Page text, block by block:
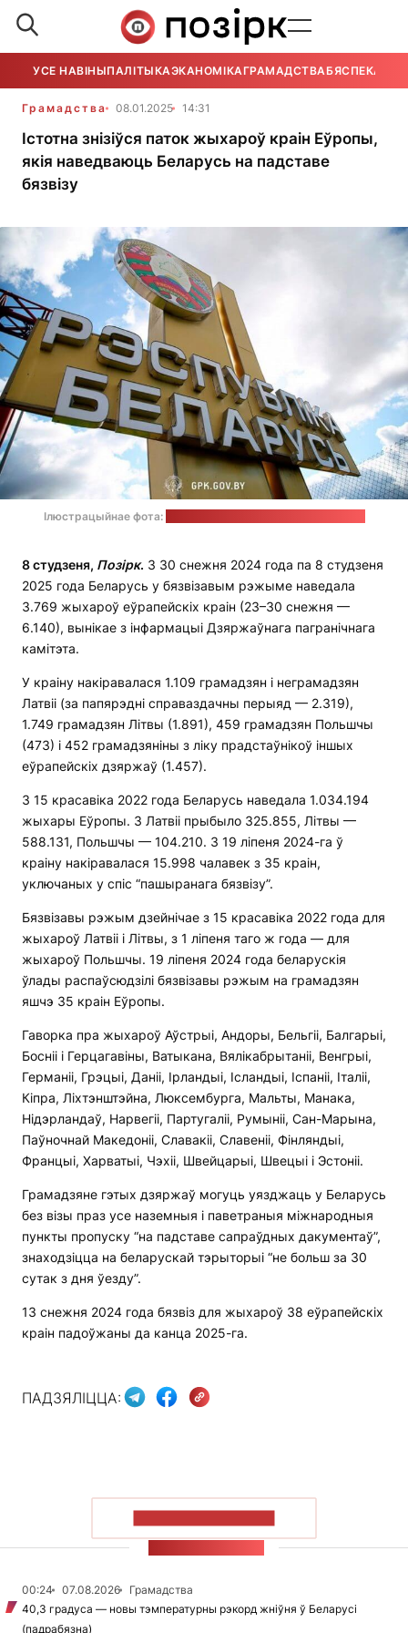
УСЕ НАВІНЫПАЛІТЫКАЭКАНОМІКАГРАМАДСТВАБЯСПЕКА
Грамадства 08.01.2025 14:31
Істотна знізіўся паток жыхароў краін Еўропы,
якія наведваюць Беларусь на падставе
бязвізу
Ілюстрацыйнае фота:
8 студзеня, Позірк. З 30 снежня 2024 года па 8 студзеня
2025 года Беларусь у бязвізавым рэжыме наведала
3.769 жыхароў еўрапейскіх краін (23–30 снежня —
6.140), вынікае з інфармацыі Дзяржаўнага пагранічнага
камітэта.
У краіну накіравалася 1.109 грамадзян і неграмадзян
Латвіі (за папярэдні справаздачны перыяд — 2.319),
1.749 грамадзян Літвы (1.891), 459 грамадзян Польшчы
(473) і 452 грамадзяніны з ліку прадстаўнікоў іншых
еўрапейскіх дзяржаў (1.457).
З 15 красавіка 2022 года Беларусь наведала 1.034.194
жыхары Еўропы. З Латвіі прыбыло 325.855, Літвы —
588.131, Польшчы — 104.210. З 19 ліпеня 2024-га ў
краіну накіравалася 15.998 чалавек з 35 краін,
уключаных у спіс “пашыранага бязвізу”.
Бязвізавы рэжым дзейнічае з 15 красавіка 2022 года для
жыхароў Латвіі і Літвы, з 1 ліпеня таго ж года — для
жыхароў Польшчы. 19 ліпеня 2024 года беларускія
ўлады распаўсюдзілі бязвізавы рэжым на грамадзян
яшчэ 35 краін Еўропы.
Гаворка пра жыхароў Аўстрыі, Андоры, Бельгіі, Балгарыі,
Босніі і Герцагавіны, Ватыкана, Вялікабрытаніі, Венгрыі,
Германіі, Грэцыі, Даніі, Ірландыі, Ісландыі, Іспаніі, Італіі,
Кіпра, Ліхтэнштэйна, Люксембурга, Мальты, Манака,
Нідэрландаў, Нарвегіі, Партугаліі, Румыніі, Сан-Марына,
Паўночнай Македоніі, Славакіі, Славеніі, Фінляндыі,
Францыі, Харватыі, Чэхіі, Швейцарыі, Швецыі і Эстоніі.
Грамадзяне гэтых дзяржаў могуць уязджаць у Беларусь
без візы праз усе наземныя і паветраныя міжнародныя
пункты пропуску “на падставе сапраўдных дакументаў”,
знаходзіцца на беларускай тэрыторыі “не больш за 30
сутак з дня ўезду”.
13 снежня 2024 года бязвіз для жыхароў 38 еўрапейскіх
краін падоўжаны да канца 2025-га.
ПАДЗЯЛІЦЦА:
00:24 07.08.2026
Грамадства
40,3 градуса — новы тэмпературны рэкорд жніўня ў Беларусі
(падрабязна)